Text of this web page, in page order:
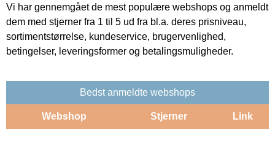
Vi har gennemgået de mest populære webshops og anmeldt
dem med stjerner fra 1 til 5 ud fra bl.a. deres prisniveau,
sortimentstørrelse, kundeservice, brugervenlighed,
betingelser, leveringsformer og betalingsmuligheder.
Bedst anmeldte webshops
Webshop Stjerner Link